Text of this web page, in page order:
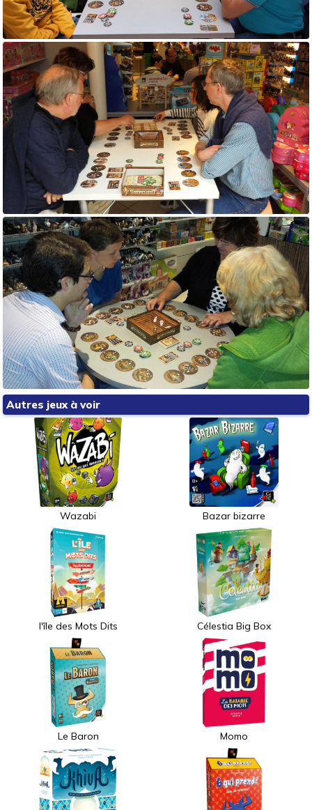
Autres jeux à voir
Wazabi Bazar bizarre
l'île des Mots Dits Célestia Big Box
Le Baron Momo